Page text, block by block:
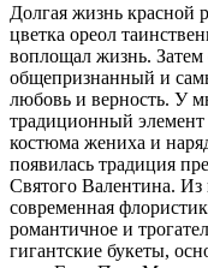
Долгая жизнь красной
цветка ореол
воплощал жизнь.
общепризнанный и
любовь и верность. У
традиционный
костюма жениха и
появилась традиция
Святого Валентина. Из
современная
романтичное и
гигантские букеты,